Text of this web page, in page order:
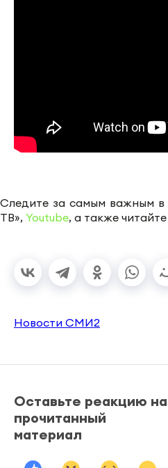
Следите за самым важным в
ТВ», Youtube, а также
Новости СМИ2
Оставьте реакцию на
прочитанный
материал